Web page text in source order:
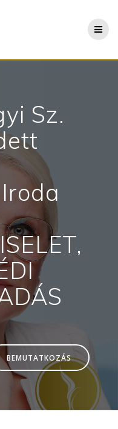
Sz.
BEMUTATKOZÁS